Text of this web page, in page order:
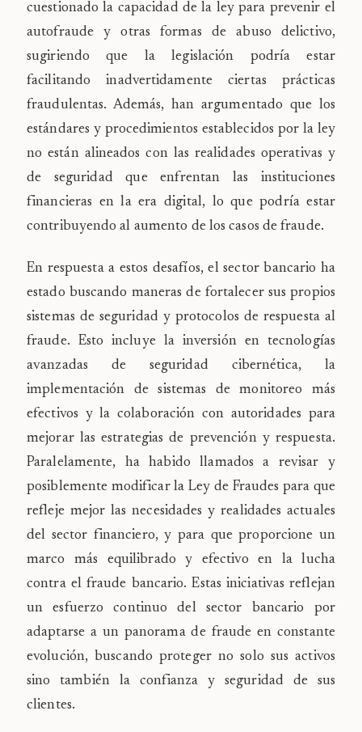
cuestionado la capacidad de la ley para prevenir el
autofraude y otras formas de abuso delictivo,
sugiriendo que la legislación podría estar
facilitando inadvertidamente ciertas prácticas
fraudulentas. Además, han argumentado que los
estándares y procedimientos establecidos por la ley
no están alineados con las realidades operativas y
de seguridad que enfrentan las instituciones
financieras en la era digital, lo que podría estar
contribuyendo al aumento de los casos de fraude.
En respuesta a estos desafíos, el sector bancario ha
estado buscando maneras de fortalecer sus propios
sistemas de seguridad y protocolos de respuesta al
fraude. Esto incluye la inversión en tecnologías
avanzadas de seguridad cibernética, la
implementación de sistemas de monitoreo más
efectivos y la colaboración con autoridades para
mejorar las estrategias de prevención y respuesta.
Paralelamente, ha habido llamados a revisar y
posiblemente modificar la Ley de Fraudes para que
refleje mejor las necesidades y realidades actuales
del sector financiero, y para que proporcione un
marco más equilibrado y efectivo en la lucha
contra el fraude bancario. Estas iniciativas reflejan
un esfuerzo continuo del sector bancario por
adaptarse a un panorama de fraude en constante
evolución, buscando proteger no solo sus activos
sino también la confianza y seguridad de sus
clientes.